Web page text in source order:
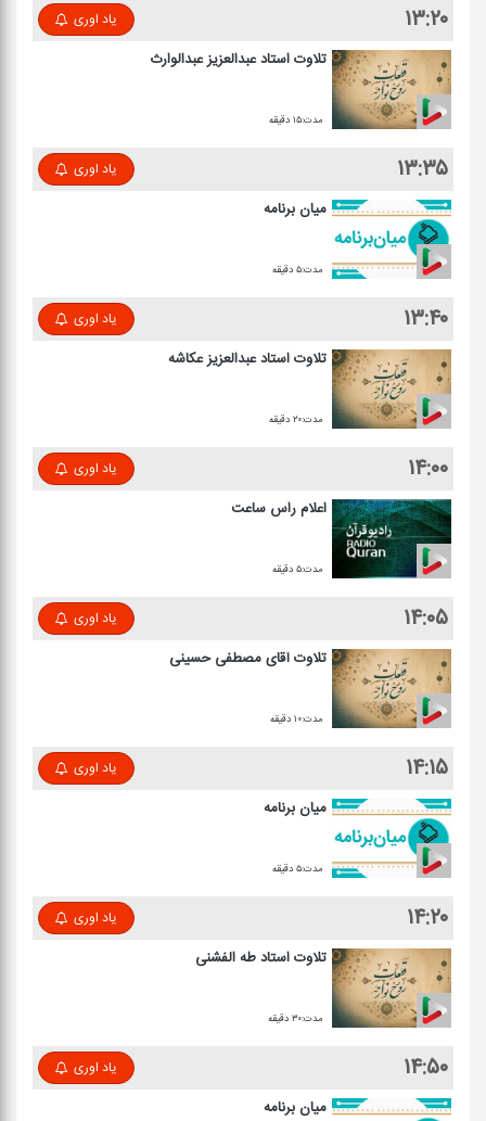
۱۳:۲۰ یاد اوری
تلاوت استاد عبدالعزیز عبدالوارث
مدت:۱۵ دقیقه
۱۳:۳۵ یاد اوری
میان برنامه
مدت:۵ دقیقه
۱۳:۴۰ یاد اوری
تلاوت استاد عبدالعزیز عكاشه
مدت:۲۰ دقیقه
۱۴:۰۰ یاد اوری
اعلام راس ساعت
مدت:۵ دقیقه
۱۴:۰۵ یاد اوری
تلاوت آقای مصطفی حسینی
مدت:۱۰ دقیقه
۱۴:۱۵ یاد اوری
میان برنامه
مدت:۵ دقیقه
۱۴:۲۰ یاد اوری
تلاوت استاد طه الفشنی
مدت:۳۰ دقیقه
۱۴:۵۰ یاد اوری
میان برنامه